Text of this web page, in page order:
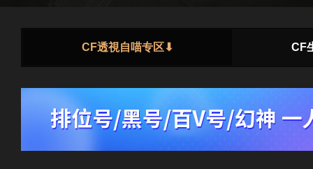
CF透視自喵专区⬇ CF